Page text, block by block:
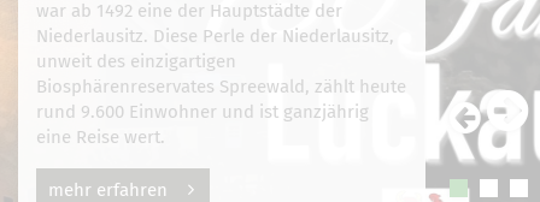
war ab 1492 eine der Hauptstädte der
Niederlausitz. Diese Perle der Niederlausitz,
unweit des einzigartigen
Biosphärenreservates Spreewald, zählt heute
rund 9.600 Einwohner und ist ganzjährig
eine Reise wert.
mehr erfahren